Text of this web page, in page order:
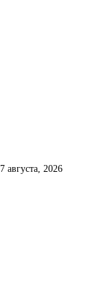
августа, 2026